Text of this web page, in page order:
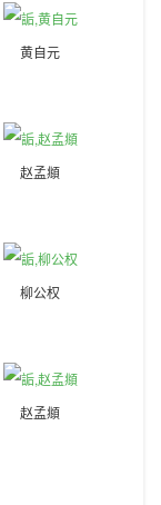
黄自元
赵孟頫
柳公权
赵孟頫